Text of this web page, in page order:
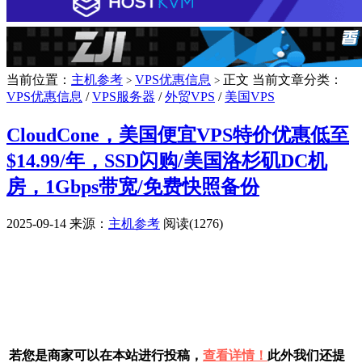
当前位置： 主机参考 > VPS优惠信息 > 正文 当前文章分类：
VPS优惠信息 /VPS服务器 /外贸VPS / 美国VPS
CloudCone，美国便宜VPS特价优惠低至
$14.99/年，SSD闪购/美国洛杉矶DC机
房，1Gbps带宽/免费快照备份
2025-09-14 来源： 主机参考 阅读(1276)
若您是商家可以在本站进行投稿， 查看详情！ 此外我们还提